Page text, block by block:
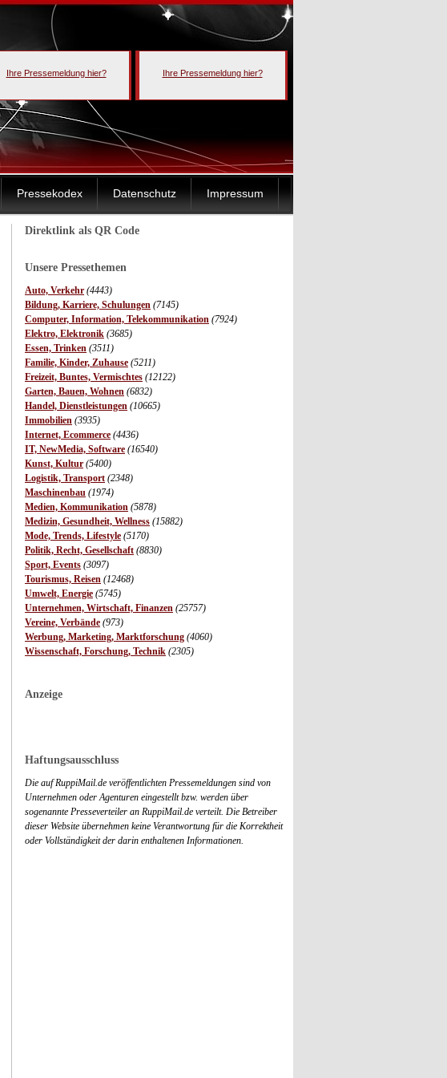
Ihre Pressemeldung hier? Ihre Pressemeldung hier?
Pressekodex Datenschutz Impressum
Direktlink als QR Code
Unsere Pressethemen
Auto, Verkehr (4443)
Bildung, Karriere, Schulungen (7145)
Computer, Information, Telekommunikation (7924)
Elektro, Elektronik (3685)
Essen, Trinken (3511)
Familie, Kinder, Zuhause (5211)
Freizeit, Buntes, Vermischtes (12122)
Garten, Bauen, Wohnen (6832)
Handel, Dienstleistungen (10665)
Immobilien (3935)
Internet, Ecommerce (4436)
IT, NewMedia, Software (16540)
Kunst, Kultur (5400)
Logistik, Transport (2348)
Maschinenbau (1974)
Medien, Kommunikation (5878)
Medizin, Gesundheit, Wellness (15882)
Mode, Trends, Lifestyle (5170)
Politik, Recht, Gesellschaft (8830)
Sport, Events (3097)
Tourismus, Reisen (12468)
Umwelt, Energie (5745)
Unternehmen, Wirtschaft, Finanzen (25757)
Vereine, Verbände (973)
Werbung, Marketing, Marktforschung (4060)
Wissenschaft, Forschung, Technik (2305)
Anzeige
Haftungsausschluss
Die auf RuppiMail.de veröffentlichten Pressemeldungen sind von
Unternehmen oder Agenturen eingestellt bzw. werden über
sogenannte Presseverteiler an RuppiMail.de verteilt. Die Betreiber
dieser Website übernehmen keine Verantwortung für die Korrektheit
oder Vollständigkeit der darin enthaltenen Informationen.